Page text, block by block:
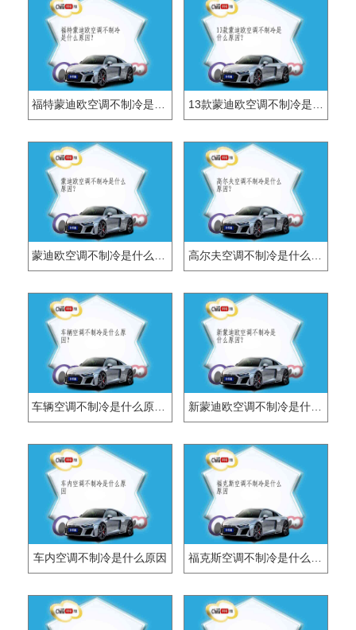
福特蒙迪欧空调不制冷是什么原因？ 13款蒙迪欧空调不制冷是什么原因？
蒙迪欧空调不制冷是什么原因？ 高尔夫空调不制冷是什么原因？
车辆空调不制冷是什么原因？ 新蒙迪欧空调不制冷是什么原因？
车内空调不制冷是什么原因